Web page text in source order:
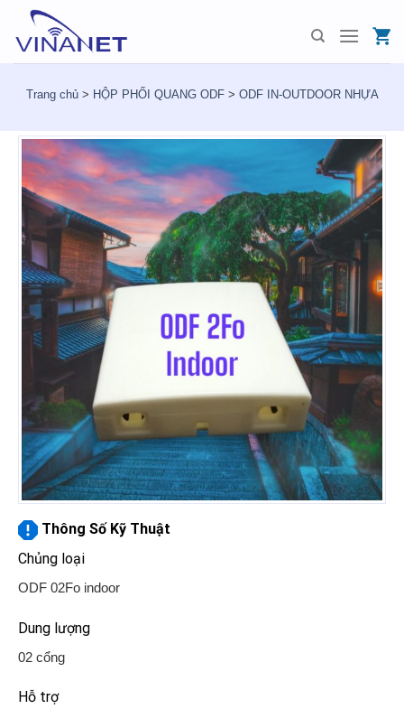
content
Trang chủ > HỘP PHỐI QUANG ODF > ODF IN-OUTDOOR NHỰA
Thông Số Kỹ Thuật
Chủng loại
ODF 02Fo indoor
Dung lượng
02 cổng
Hỗ trợ